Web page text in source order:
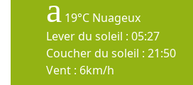
19°C Nuageux
Lever du soleil : 05:27
Coucher du soleil : 21:50
Vent : 6km/h